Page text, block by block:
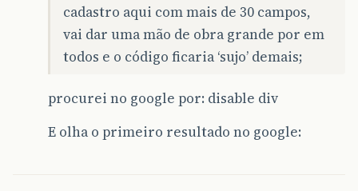
cadastro aqui com mais de 30 campos,
vai dar uma mão de obra grande por em
todos e o código ficaria ‘sujo’ demais;
procurei no google por: disable div
E olha o primeiro resultado no google: